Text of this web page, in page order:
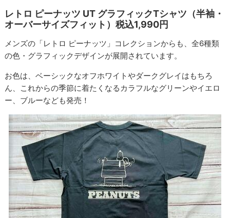
レトロ ピーナッツ UT グラフィックTシャツ（半袖・
オーバーサイズフィット）税込1,990円
メンズの「レトロ ピーナッツ」コレクションからも、全6種類
の色・グラフィックデザインが展開されています。
お色は、ベーシックなオフホワイトやダークグレイはもちろ
ん、これからの季節に着たくなるカラフルなグリーンやイエロ
ー、ブルーなども発売！